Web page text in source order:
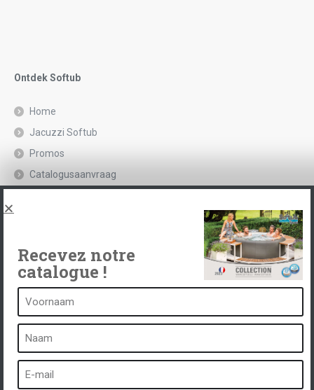
Ontdek Softub
Home
Jacuzzi Softub
Promos
Catalogusaanvraag
Een kuuroord is...
Wat is een kuuroord?
Bubbelbad
Recevez notre
catalogue !